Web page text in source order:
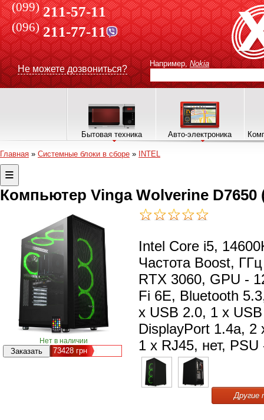
(099) 211-57-11
(096)211-77-11
Не можете дозвониться?
Например, Nokia
Бытовая техника Авто-электроника
Главная » Системные блоки в сборе » INTEL
Компьютер Vinga Wolverine D7650
Нет в наличии
73428грн
Intel Core i5,
Частота Boost,
RTX 3060, GPU -
Fi 6E, Bluetooth
x USB 2.0, 1 x
DisplayPort 1.4a, 2
1 x RJ45, нет, PSU
Другие